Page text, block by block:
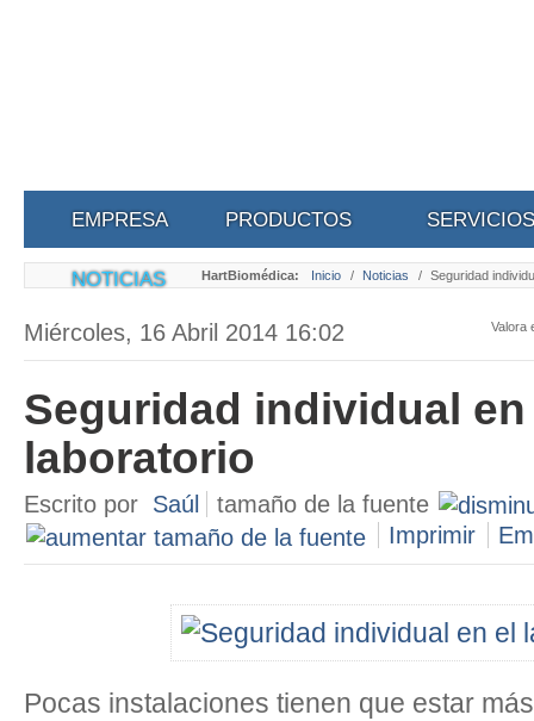
EMPRESA PRODUCTOS SERVICIOS
NOTICIAS HartBiomédica: Inicio / Noticias / Seguridad
Miércoles, 16 Abril 2014 16:02 Valora
Seguridad individual en
laboratorio
Escrito por Saúl
tamaño de la fuente
Imprimir
Pocas instalaciones tienen que estar